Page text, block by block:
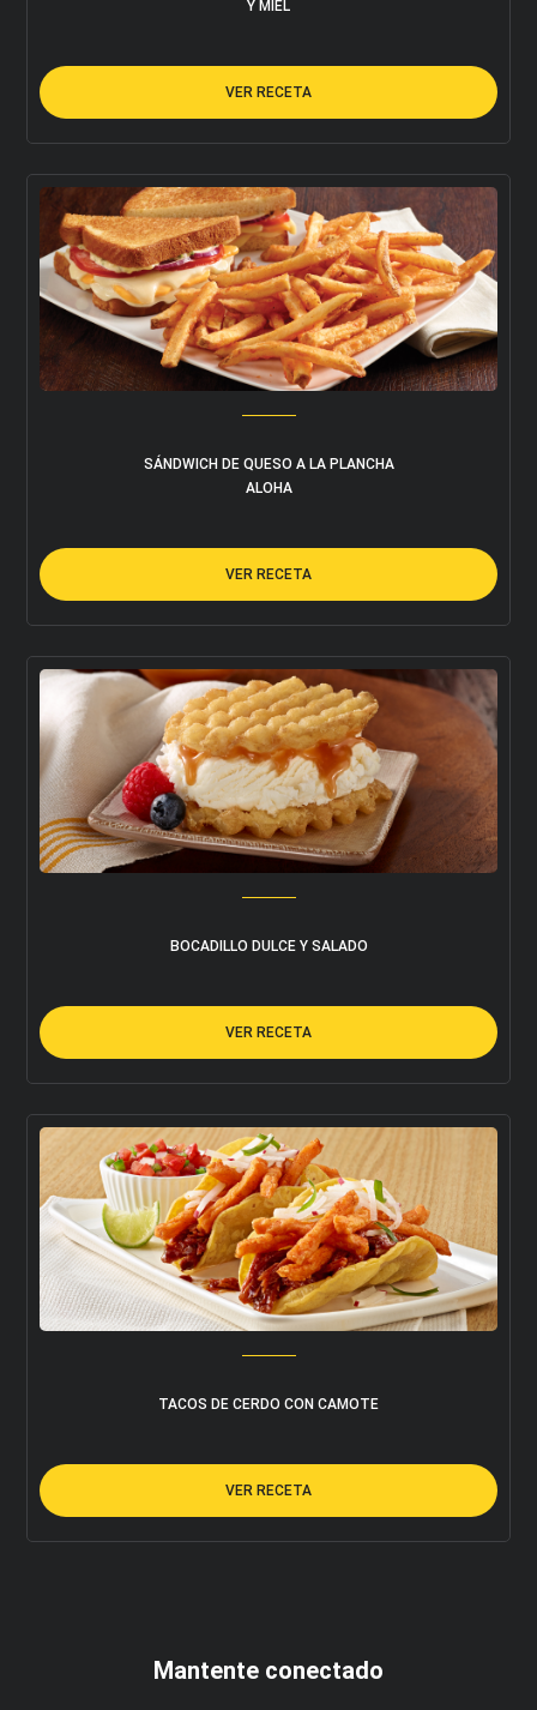
Y MIEL
VER RECETA
SÁNDWICH DE QUESO A LA PLANCHA
ALOHA
VER RECETA
BOCADILLO DULCE Y SALADO
VER RECETA
TACOS DE CERDO CON CAMOTE
VER RECETA
Mantente conectado
Acepto los términos y condiciones